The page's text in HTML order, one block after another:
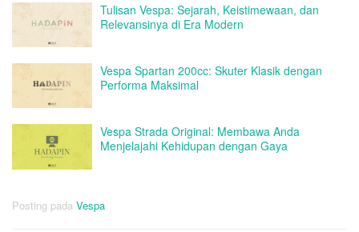
Tulisan Vespa: Sejarah, Keistimewaan, dan
Relevansinya di Era Modern
Vespa Spartan 200cc: Skuter Klasik dengan
Performa Maksimal
Vespa Strada Original: Membawa Anda
Menjelajahi Kehidupan dengan Gaya
Posting pada Vespa